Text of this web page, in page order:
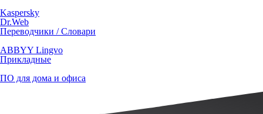
Kaspersky
Dr.Web
Переводчики / Словари
ABBYY Lingvo
Прикладные
ПО для дома и офиса